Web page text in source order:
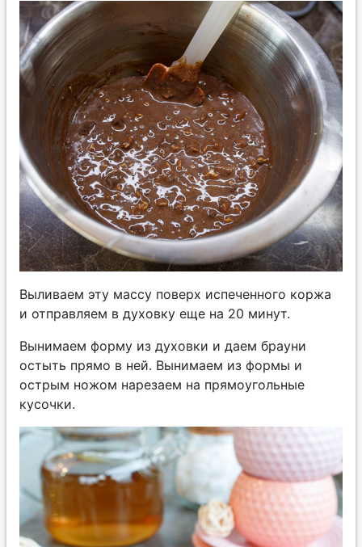
Выливаем эту массу поверх испеченного коржа
и отправляем в духовку еще на 20 минут.
Вынимаем форму из духовки и даем брауни
остыть прямо в ней. Вынимаем из формы и
острым ножом нарезаем на прямоугольные
кусочки.